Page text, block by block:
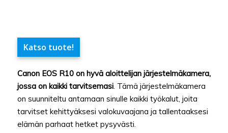
Katso tuote!
Canon EOS R10 on hyvä aloittelijan järjestelmäkamera,
jossa on kaikki tarvitsemasi. Tämä järjestelmäkamera
on suunniteltu antamaan sinulle kaikki työkalut, joita
tarvitset kehittyäksesi valokuvaajana ja tallentaaksesi
elämän parhaat hetket pysyvästi.